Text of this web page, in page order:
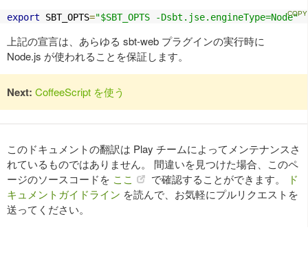
export SBT_OPTS="$SBT_OPTS -Dsbt.jse.engineType=Node"
上記の宣言は、あらゆる sbt-web プラグインの実行時に
Node.js が使われることを保証します。
Next: CoffeeScript を使う
このドキュメントの翻訳は Play チームによってメンテナンスさ
れているものではありません。 間違いを見つけた場合、このペ
ージのソースコードを ここ で確認することができます。
ド
キュメントガイドライン を読んで、お気軽にプルリクエストを
送ってください。